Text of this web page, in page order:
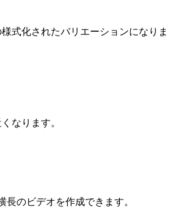
式化されたバリエーションになりま
なります。
のビデオを作成できます。